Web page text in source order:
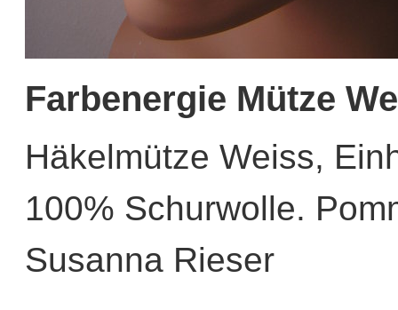
Farbenergie Mütze
Häkelmütze Weiss,
100% Schurwolle.
Susanna Rieser